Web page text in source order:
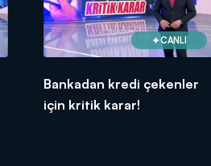
CANLI
Bankadan kredi çekenler
için kritik karar!